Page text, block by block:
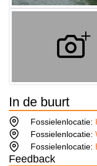
In de buurt
Fossielenlocatie:
Fossielenlocatie:
Fossielenlocatie:
Feedback